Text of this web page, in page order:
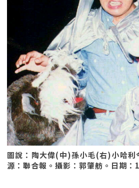
圖說：陶大偉(中)孫小毛(右)小哈利
源：聯合報。攝影：郭肇舫。日期